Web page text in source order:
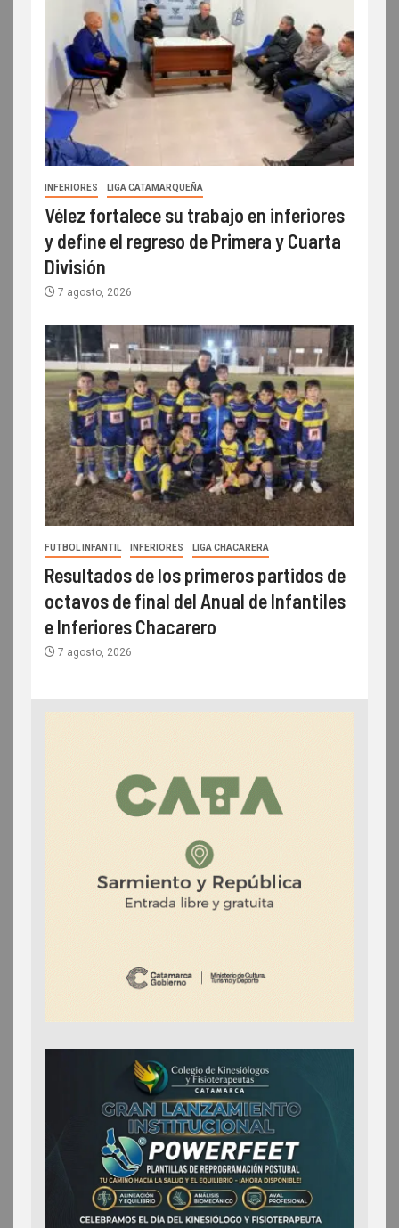
INFERIORES LIGA CATAMARQUEÑA
Vélez fortalece su trabajo en inferiores
y define el regreso de Primera y Cuarta
División
7 agosto, 2026
FUTBOL INFANTIL INFERIORES LIGA CHACARERA
Resultados de los primeros partidos de
octavos de final del Anual de Infantiles
e Inferiores Chacarero
7 agosto, 2026